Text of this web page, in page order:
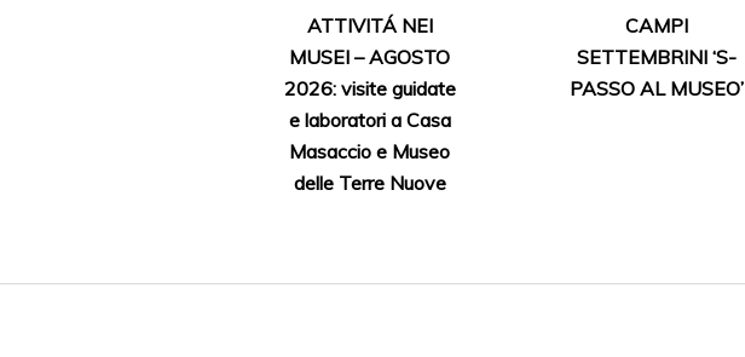
ATTIVITÁ NEI
MUSEI – AGOSTO
2026: visite guidate
e laboratori a Casa
Masaccio e Museo
delle Terre Nuove
CAMPI
SETTEMBRINI ‘S-
PASSO AL MUSEO’